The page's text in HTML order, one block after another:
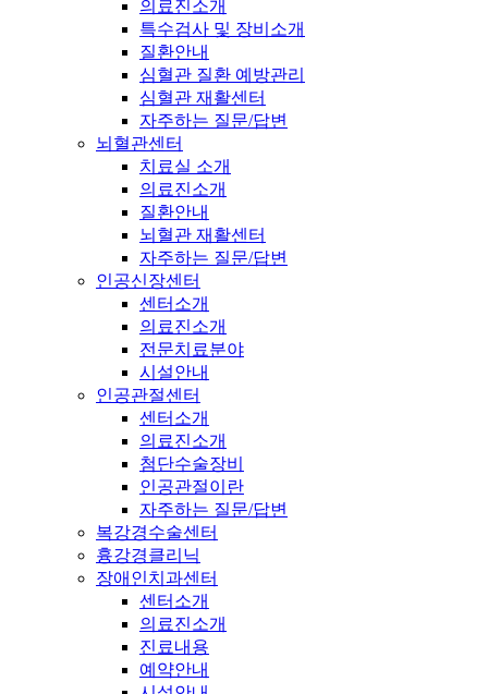
의료진소개
특수검사 및 장비소개
질환안내
심혈관 질환 예방관리
심혈관 재활센터
자주하는 질문/답변
뇌혈관센터
치료실 소개
의료진소개
질환안내
뇌혈관 재활센터
자주하는 질문/답변
인공신장센터
센터소개
의료진소개
전문치료분야
시설안내
인공관절센터
센터소개
의료진소개
첨단수술장비
인공관절이란
자주하는 질문/답변
복강경수술센터
흉강경클리닉
장애인치과센터
센터소개
의료진소개
진료내용
예약안내